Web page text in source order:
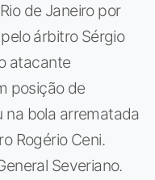
de Janeiro por
árbitro Sérgio
atacante
posição de
na bola arrematada
Rogério Ceni.
Severiano.